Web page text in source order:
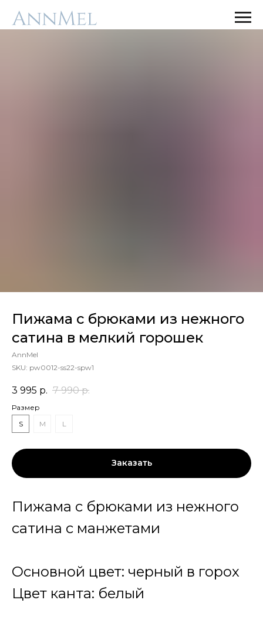
Пижама с брюками из нежного
сатина в мелкий горошек
AnnMel
SKU: pw0012-ss22-spw1
3 995 р. 7 990 р.
Размер
S
M L
Заказать
Пижама с брюками из нежного
сатина с манжетами
Основной цвет: черный в горох
Цвет канта: белый